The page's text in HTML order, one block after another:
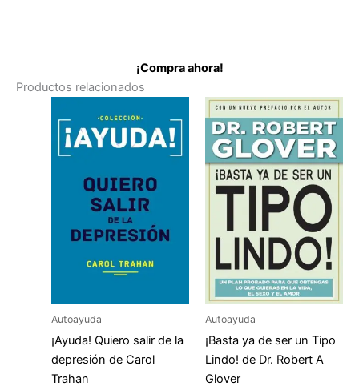
¡Compra ahora!
Productos relacionados
Autoayuda
¡Ayuda! Quiero salir de la
depresión de Carol
Trahan
Autoayuda
¡Basta ya de ser un Tipo
Lindo! de Dr. Robert A
Glover